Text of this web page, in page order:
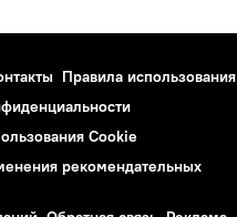
Правила использования
Cookie
рекомендательных